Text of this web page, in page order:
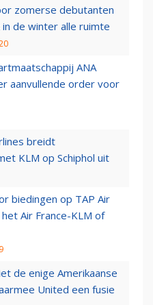
zomerse debutanten
in de winter alle ruimte
ANA
aanvullende order voor
breidt
KLM op Schiphol uit
biedingen op TAP Air
Air France-KLM of
de enige Amerikaanse
United een fusie